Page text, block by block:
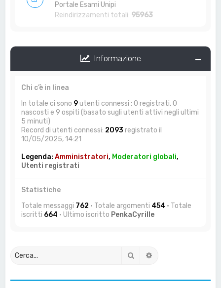
Portale Esami Unipi
Reindirizzamenti totali: 95963
Informazione
Chi c’è in linea
In totale ci sono 9utenti connessi : 0 registrati, 0
nascosti e 9 ospiti (basato sugli utenti attivi negli ultimi
5 minuti)
Record di utenti connessi: 2093 registrato il
10/05/2025, 14:21
Legenda:Amministratori, Moderatori globali,
Utenti registrati
Statistiche
Totale messaggi 762 • Totale argomenti 454 • Totale
iscritti 664 • Ultimo iscritto PenkaCyrille
Cerca